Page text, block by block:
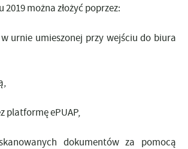
2019 można złożyć poprzez:
w urnie umieszonej przy wejściu do biura
platformęePUAP,
dokumentówza pomocą